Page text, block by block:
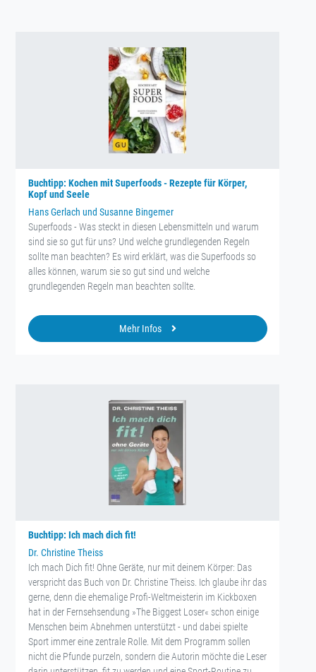
Buchtipp: Kochen mit Superfoods - Rezepte für Körper,
Kopf und Seele
Hans Gerlach und Susanne Bingemer
Superfoods - Was steckt in diesen Lebensmitteln und warum
sind sie so gut für uns? Und welche grundlegenden Regeln
sollte man beachten? Es wird erklärt, was die Superfoods so
alles können, warum sie so gut sind und welche
grundlegenden Regeln man beachten sollte.
Mehr Infos
Buchtipp: Ich mach dich fit!
Dr. Christine Theiss
Ich mach Dich fit! Ohne Geräte, nur mit deinem Körper: Das
verspricht das Buch von Dr. Christine Theiss. Ich glaube ihr das
gerne, denn die ehemalige Profi-Weltmeisterin im Kickboxen
hat in der Fernsehsendung »The Biggest Loser« schon einige
Menschen beim Abnehmen unterstützt - und dabei spielte
Sport immer eine zentrale Rolle. Mit dem Programm sollen
nicht die Pfunde purzeln, sondern die Autorin möchte die Leser